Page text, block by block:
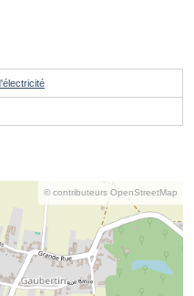
© contributeurs OpenStreetMap